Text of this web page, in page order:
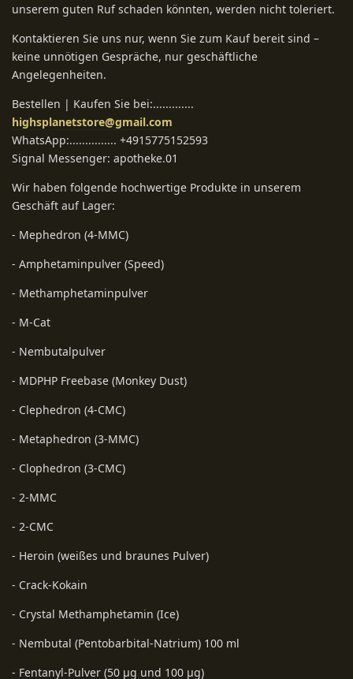
unserem guten Ruf schaden könnten, werden nicht toleriert.
Kontaktieren Sie uns nur, wenn Sie zum Kauf bereit sind –
keine unnötigen Gespräche, nur geschäftliche
Angelegenheiten.
Bestellen | Kaufen Sie bei:.............
highsplanetstore@gmail.com
WhatsApp:............... +4915775152593
Signal Messenger: apotheke.01
Wir haben folgende hochwertige Produkte in unserem
Geschäft auf Lager:
- Mephedron (4-MMC)
- Amphetaminpulver (Speed)
- Methamphetaminpulver
- M-Cat
- Nembutalpulver
- MDPHP Freebase (Monkey Dust)
- Clephedron (4-CMC)
- Metaphedron (3-MMC)
- Clophedron (3-CMC)
- 2-MMC
- 2-CMC
- Heroin (weißes und braunes Pulver)
- Crack-Kokain
- Crystal Methamphetamin (Ice)
- Nembutal (Pentobarbital-Natrium) 100 ml
- Fentanyl-Pulver (50 µg und 100 µg)